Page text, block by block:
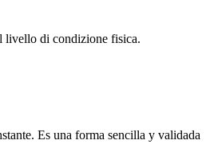
livello di condizione fisica.
Es una forma sencilla y validada